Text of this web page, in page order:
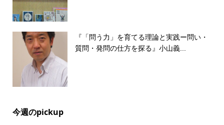
『「問う力」を育てる理論と実践ー問い・
質問・発問の仕方を探る』小山義...
今週のpickup